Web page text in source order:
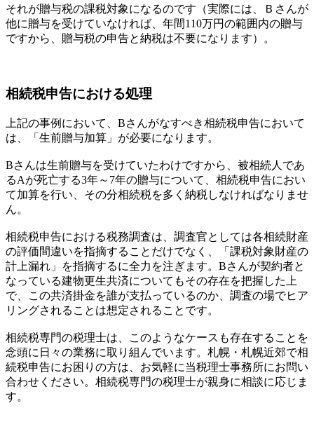
それが贈与税の課税対象になるのです（実際には、Ｂさんが
他に贈与を受けていなければ、年間110万円の範囲内の贈与
ですから、贈与税の申告と納税は不要になります）。
相続税申告における処理
上記の事例において、Bさんがなすべき相続税申告において
は、「生前贈与加算」が必要になります。
Bさんは生前贈与を受けていたわけですから、被相続人であ
るAが死亡する3年～7年の贈与について、相続税申告におい
て加算を行い、その分相続税を多く納税しなければなりませ
ん。
相続税申告における税務調査は、調査官としては各相続財産
の評価間違いを指摘することだけでなく、「課税対象財産の
計上漏れ」を指摘するに全力を注ぎます。Bさんが契約者と
なっている建物更生共済についてもその存在を把握した上
で、この共済掛金を誰が支払っているのか、調査の場でヒア
リングされることは想定されることです。
相続税専門の税理士は、このようなケースも存在することを
念頭に日々の業務に取り組んでいます。札幌・札幌近郊で相
続税申告にお困りの方は、お気軽に当税理士事務所にお問い
合わせください。相続税専門の税理士が親身に相談に応じま
す。